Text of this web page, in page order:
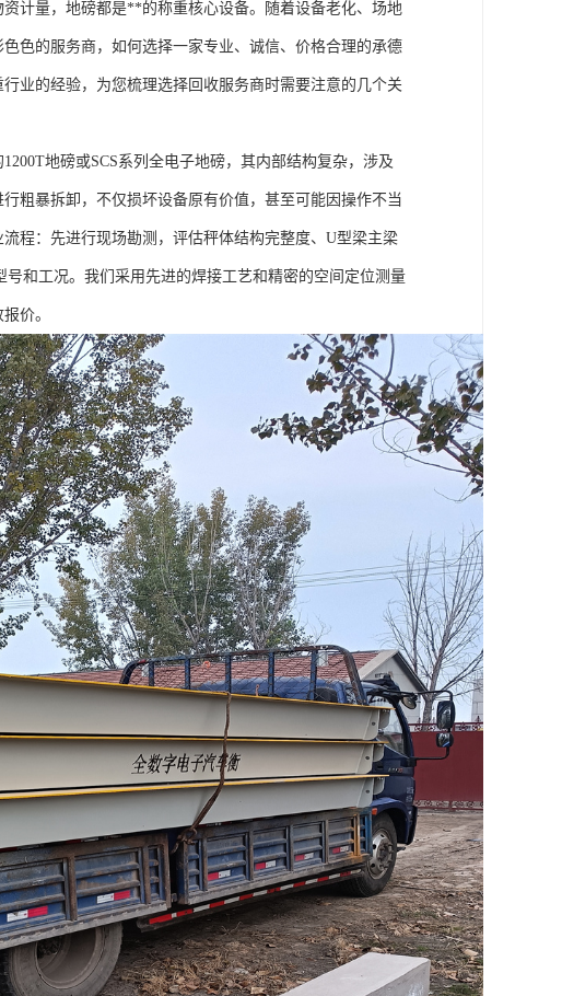
计量，地磅都是**的称重核心设备。随着设备老化、场地
色的服务商，如何选择一家专业、诚信、价格合理的承德
业的经验，为您梳理选择回收服务商时需要注意的几个关
地磅或SCS系列全电子地磅，其内部结构复杂，涉及
粗暴拆卸，不仅损坏设备原有价值，甚至可能因操作不当
程：先进行现场勘测，评估秤体结构完整度、U型梁主梁
和工况。我们采用先进的焊接工艺和精密的空间定位测量
价。